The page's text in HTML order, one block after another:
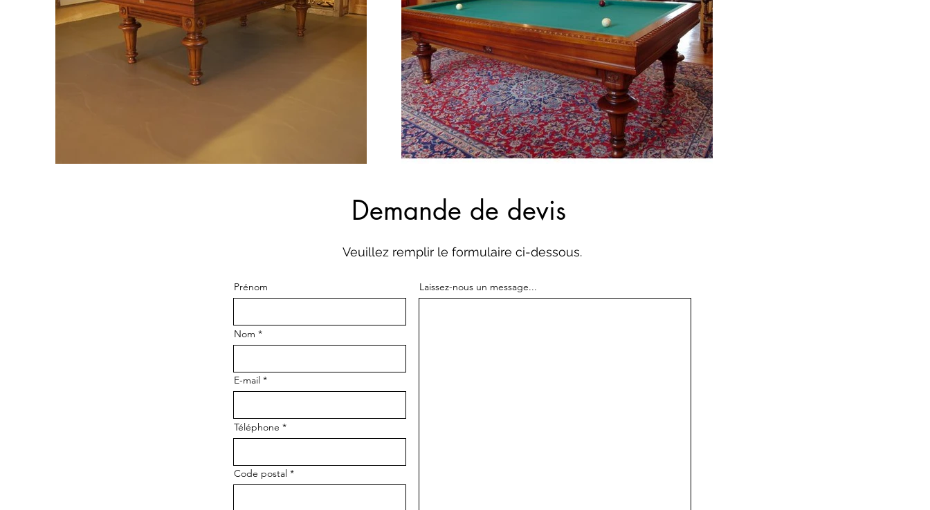
Demande de devis
Veuillez remplir le formulaire ci-dessous.
Prénom
Nom
E-mail
Téléphone
Code postal
Laissez-nous un message...